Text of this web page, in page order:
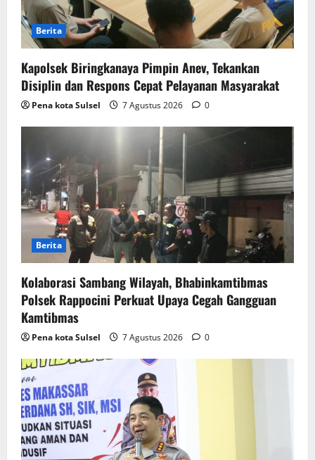
Berita
Kapolsek Biringkanaya Pimpin Anev, Tekankan
Disiplin dan Respons Cepat Pelayanan Masyarakat
Pena kota Sulsel 7 Agustus 2026 0
Berita
Kolaborasi Sambang Wilayah, Bhabinkamtibmas
Polsek Rappocini Perkuat Upaya Cegah Gangguan
Kamtibmas
Pena kota Sulsel 7 Agustus 2026 0